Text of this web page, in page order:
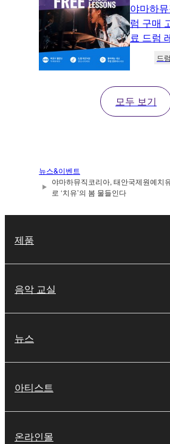
야마하
럼 구매
료 드럼
드럼
모두 보기
뉴스&이벤트
야마하뮤직코리아, 태안국제원예치
로 ‘치유’의 봄 물들인다
제품
음악 교실
뉴스
아티스트
온라인몰